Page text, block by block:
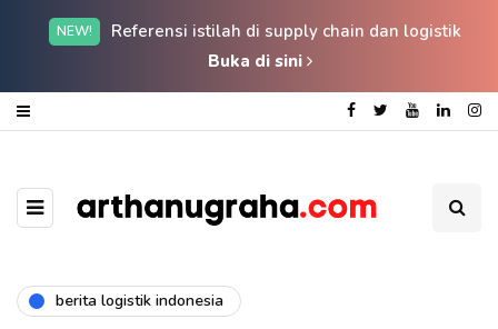
NEW!
Referensi istilah di supply chain dan logistik
Buka di sini
berita logistik indonesia